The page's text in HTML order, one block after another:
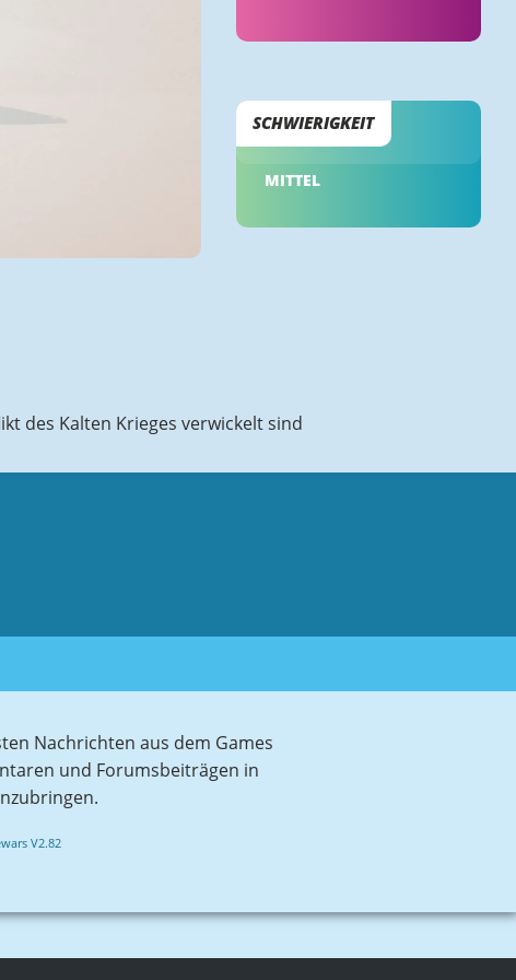
SCHWIERIGKEIT
MITTEL
des Kalten Krieges verwickelt sind
Nachrichten aus dem Games
und Forumsbeiträgen in
V2.82